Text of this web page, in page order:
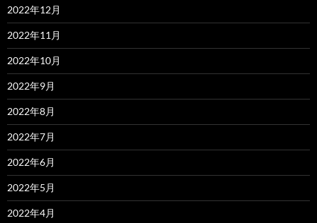
2022年12月
2022年11月
2022年10月
2022年9月
2022年8月
2022年7月
2022年6月
2022年5月
2022年4月